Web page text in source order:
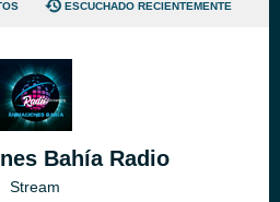
ESCUCHADO RECIENTEMENTE
Bahía Radio
Stream